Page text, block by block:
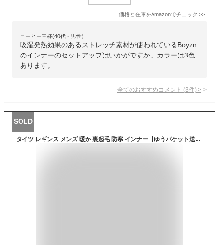
価格と在庫をAmazonでチェック >>
コーヒー三杯(40代・男性)
吸湿発熱効果のあるストレッチ素材が使われているBoyzn
のインナーのセットアップはいかがですか。カラーは3色
あります。
全てのおすすめコメント (3件) >
SOLD
タイツ レギンス メンズ 暖か 裏起毛 防寒 インナー【ゆうパケット送料無料】【1-Q4K】